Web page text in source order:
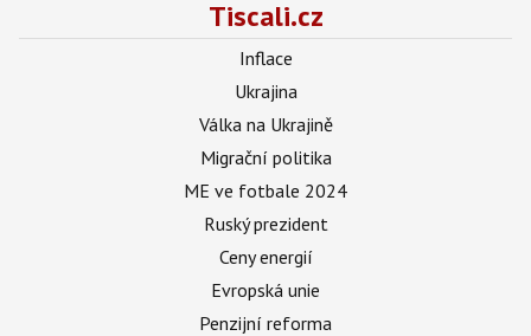
Tiscali.cz
Inflace
Ukrajina
Válka na Ukrajině
Migrační politika
ME ve fotbale 2024
Ruský prezident
Ceny energií
Evropská unie
Penzijní reforma